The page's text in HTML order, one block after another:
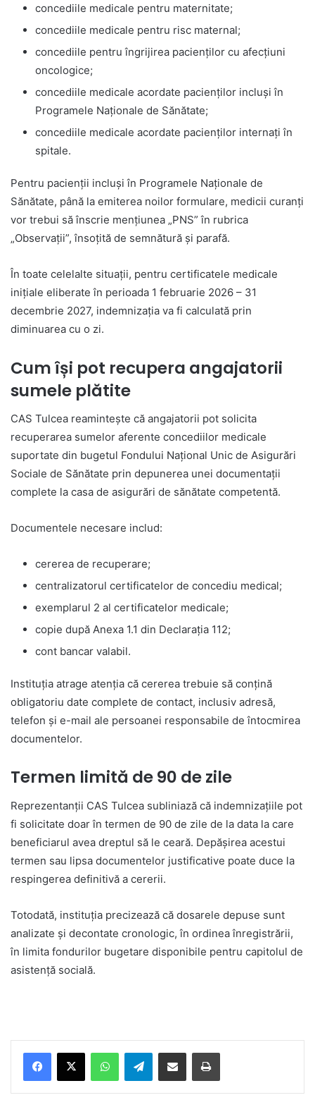
concediile medicale pentru maternitate;
concediile medicale pentru risc maternal;
concediile pentru îngrijirea pacienților cu afecțiuni
oncologice;
concediile medicale acordate pacienților incluși în
Programele Naționale de Sănătate;
concediile medicale acordate pacienților internați în
spitale.
Pentru pacienții incluși în Programele Naționale de
Sănătate, până la emiterea noilor formulare, medicii curanți
vor trebui să înscrie mențiunea „PNS” în rubrica
„Observații”, însoțită de semnătură și parafă.
În toate celelalte situații, pentru certificatele medicale
inițiale eliberate în perioada 1 februarie 2026 – 31
decembrie 2027, indemnizația va fi calculată prin
diminuarea cu o zi.
Cum își pot recupera angajatorii
sumele plătite
CAS Tulcea reamintește că angajatorii pot solicita
recuperarea sumelor aferente concediilor medicale
suportate din bugetul Fondului Național Unic de Asigurări
Sociale de Sănătate prin depunerea unei documentații
complete la casa de asigurări de sănătate competentă.
Documentele necesare includ:
cererea de recuperare;
centralizatorul certificatelor de concediu medical;
exemplarul 2 al certificatelor medicale;
copie după Anexa 1.1 din Declarația 112;
cont bancar valabil.
Instituția atrage atenția că cererea trebuie să conțină
obligatoriu date complete de contact, inclusiv adresă,
telefon și e-mail ale persoanei responsabile de întocmirea
documentelor.
Termen limită de 90 de zile
Reprezentanții CAS Tulcea subliniază că indemnizațiile pot
fi solicitate doar în termen de 90 de zile de la data la care
beneficiarul avea dreptul să le ceară. Depășirea acestui
termen sau lipsa documentelor justificative poate duce la
respingerea definitivă a cererii.
Totodată, instituția precizează că dosarele depuse sunt
analizate și decontate cronologic, în ordinea înregistrării,
în limita fondurilor bugetare disponibile pentru capitolul de
asistență socială.
Telegram